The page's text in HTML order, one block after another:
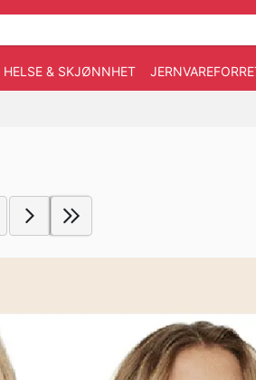
HELSE & SKJØNNHET